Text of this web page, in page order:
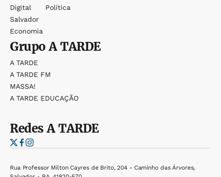
Digital
Salvador
Economia
Política
GrupoA TARDE
A TARDE
A TARDE FM
MASSA!
A TARDE EDUCAÇÃO
RedesA TARDE
Rua Professor Milton Cayres de Brito, 204 - Caminho das Árvores,